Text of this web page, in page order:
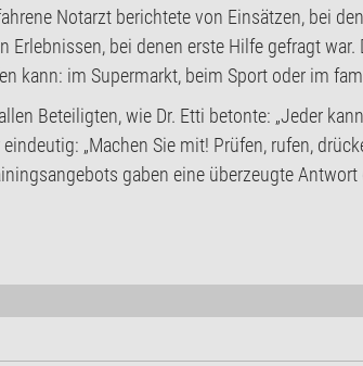
Notarzt berichtete von Einsätzen, bei
Erlebnissen, bei denen erste Hilfe gefragt
kann: im Supermarkt, beim Sport oder im
Beteiligten, wie Dr. Etti betonte: „Jeder
„Machen Sie mit! Prüfen, rufen,
gaben eine überzeugte Antwort